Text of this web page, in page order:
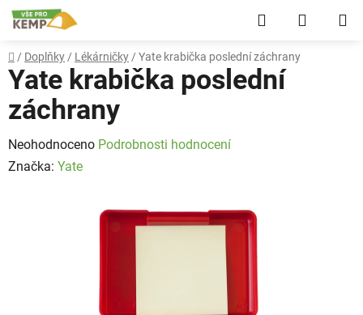
Přejít
na
Hledat
Domů
/ Doplňky / Lékárničky / Yate krabička poslední záchrany
Yate krabička poslední
záchrany
Průměrné
hodnocení
Neohodnoceno Podrobnosti hodnocení
Značka: Yate